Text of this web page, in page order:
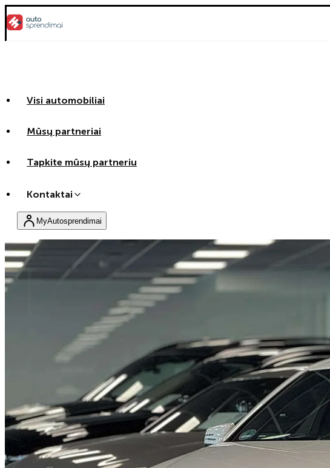
Visi automobiliai
Mūsų partneriai
Tapkite mūsų partneriu
Kontaktai
MyAutosprendimai